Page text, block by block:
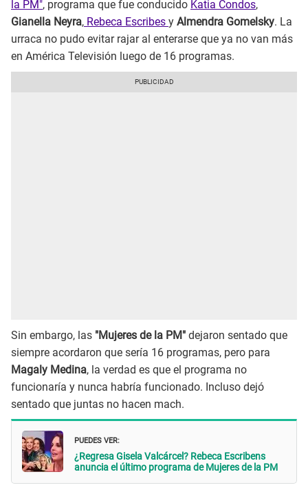
la PM", programa que fue conducido Katia Condos,
Gianella Neyra, Rebeca Escribes y Almendra Gomelsky. La
urraca no pudo evitar rajar al enterarse que ya no van más
en América Televisión luego de 16 programas.
Sin embargo, las "Mujeres de la PM" dejaron sentado que
siempre acordaron que sería 16 programas, pero para
Magaly Medina, la verdad es que el programa no
funcionaría y nunca habría funcionado. Incluso dejó
sentado que juntas no hacen mach.
PUEDES VER:
¿Regresa Gisela Valcárcel? Rebeca Escribens
anuncia el último programa de Mujeres de la PM